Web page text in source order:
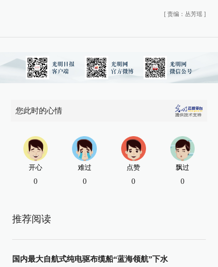
[ 责编：丛芳瑶 ]
您此时的心情
开心
0
难过
0
点赞
0
飘过
0
推荐阅读
国内最大自航式纯电驱布缆船“蓝海领航”下水